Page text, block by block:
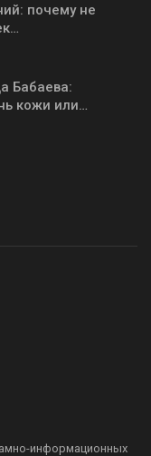
почему не
Бабаева:
кожи или…
информационных